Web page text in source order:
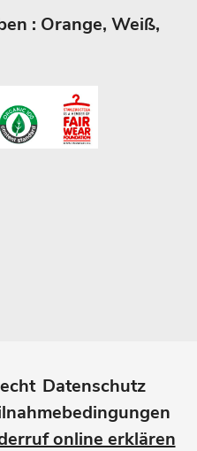
: Orange, Weiß,
Datenschutz
online erklären